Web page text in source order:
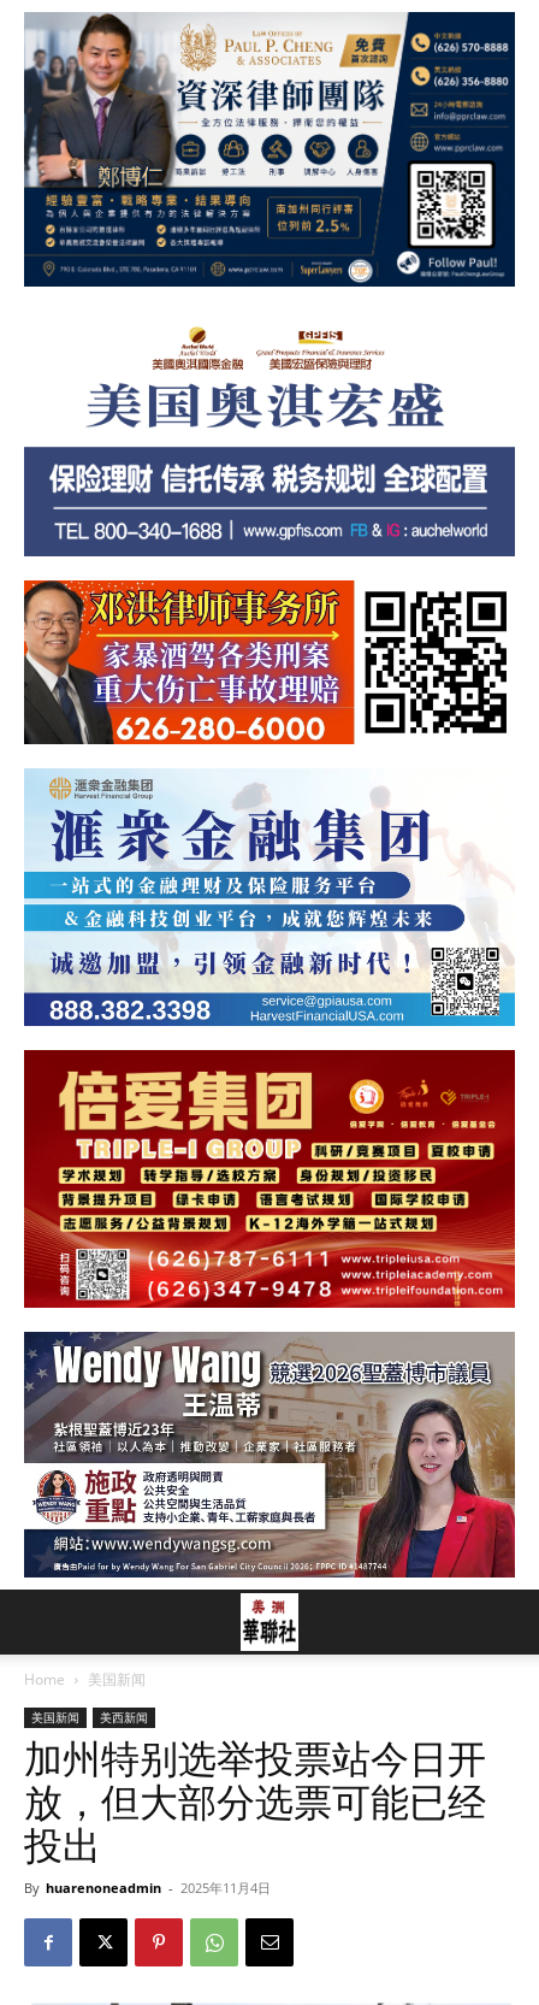
Home 美国新闻
美国新闻 美西新闻
加州特别选举投票站今日开
放，但大部分选票可能已经
投出
By huarenoneadmin - 2025年11月4日